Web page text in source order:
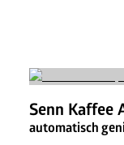
Senn Kaffee
automatisch